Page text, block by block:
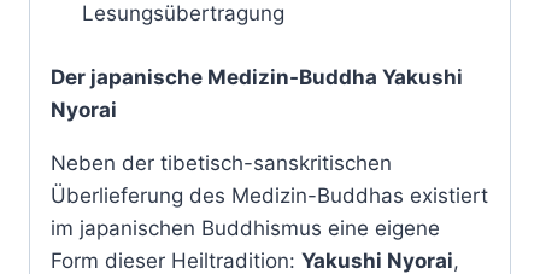
Lesungsübertragung
Der japanische Medizin-Buddha Yakushi
Nyorai
Neben der tibetisch-sanskritischen
Überlieferung des Medizin-Buddhas existiert
im japanischen Buddhismus eine eigene
Form dieser Heiltradition: Yakushi Nyorai,